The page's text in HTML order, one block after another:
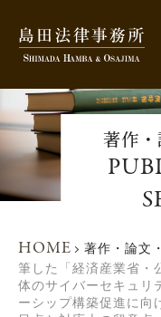
著作
HOME 著作・論文
筆した「経済産業省・
体のサイバーセキュリ
ーシップ構築促進に向